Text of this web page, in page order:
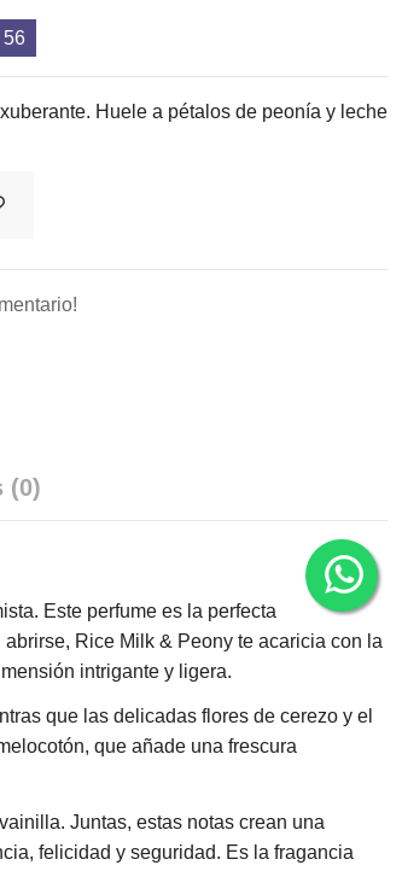
56
Huele a pétalos de peonía y leche
(0)
Este perfume es la perfecta
Rice Milk & Peony te acaricia con la
intrigante y ligera.
que las delicadas flores de cerezo y el
que añade una frescura
Juntas, estas notas crean una
felicidad y seguridad. Es la fragancia